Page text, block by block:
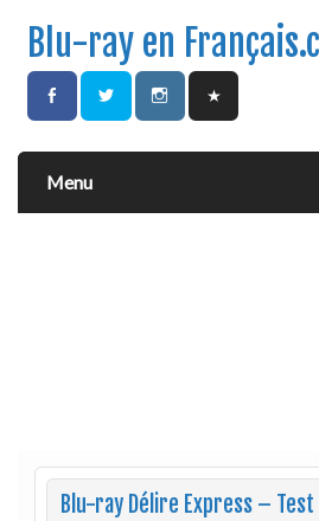
Blu-ray en
Menu
Blu-ray Délire Express –